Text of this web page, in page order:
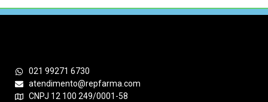
021 99271 6730
atendimento@repfarma.com
CNPJ 12 100 249/0001-58